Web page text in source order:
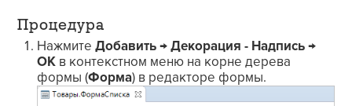
Процедура
НажмитеДобавить→Декорация - Надпись→
ОК в контекстном меню на корне дерева
формы (Форма) в редакторе формы.